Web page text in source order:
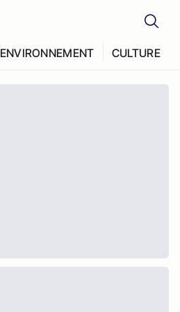
ENVIRONNEMENT CULTURE